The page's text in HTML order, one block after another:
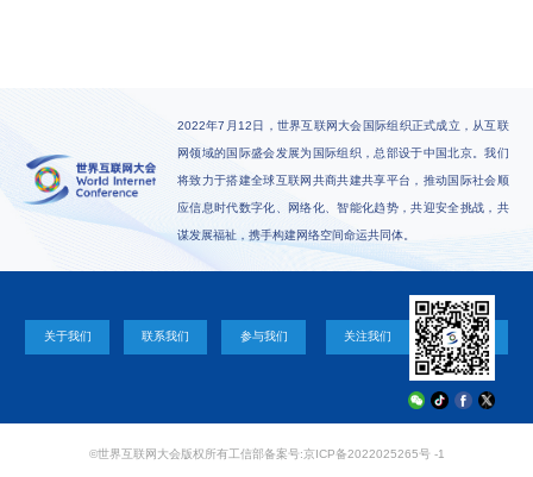
2022年7月12日，世界互联网大会国际组织正式成立，从互联
网领域的国际盛会发展为国际组织，总部设于中国北京。我们
将致力于搭建全球互联网共商共建共享平台，推动国际社会顺
应信息时代数字化、网络化、智能化趋势，共迎安全挑战，共
谋发展福祉，携手构建网络空间命运共同体。
关于我们 联系我们 参与我们 关注我们
©世界互联网大会版权所有工信部备案号:京ICP备2022025265号 -1